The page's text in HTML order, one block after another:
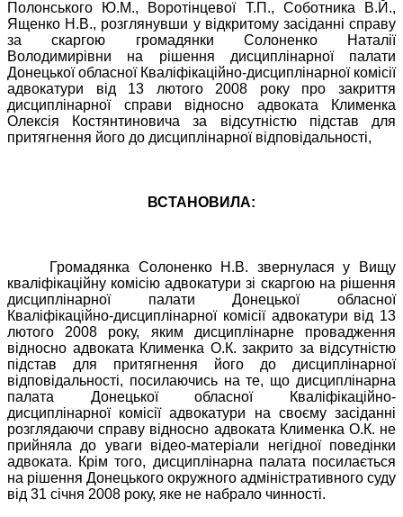
Полонського Ю.М., Воротінцевої Т.П., Соботника В.Й.,
Ященко Н.В., розглянувши у відкритому засіданні справу
за скаргою громадянки Солоненко Наталії
Володимирівни на рішення дисциплінарної палати
Донецької обласної Кваліфікаційно-дисциплінарної комісії
адвокатури від 13 лютого 2008 року про закриття
дисциплінарної справи відносно адвоката Клименка
Олексія Костянтиновича за відсутністю підстав для
притягнення його до дисциплінарної відповідальності,
ВСТАНОВИЛА:
Громадянка Солоненко Н.В. звернулася у Вищу
кваліфікаційну комісію адвокатури зі скаргою на рішення
дисциплінарної палати Донецької обласної
Кваліфікаційно-дисциплінарної комісії адвокатури від 13
лютого 2008 року, яким дисциплінарне провадження
відносно адвоката Клименка О.К. закрито за відсутністю
підстав для притягнення його до дисциплінарної
відповідальності, посилаючись на те, що дисциплінарна
палата Донецької обласної Кваліфікаційно-
дисциплінарної комісії адвокатури на своєму засіданні
розглядаючи справу відносно адвоката Клименка О.К. не
прийняла до уваги відео-матеріали негідної поведінки
адвоката. Крім того, дисциплінарна палата посилається
на рішення Донецького окружного адміністративного суду
від 31 січня 2008 року, яке не набрало чинності.